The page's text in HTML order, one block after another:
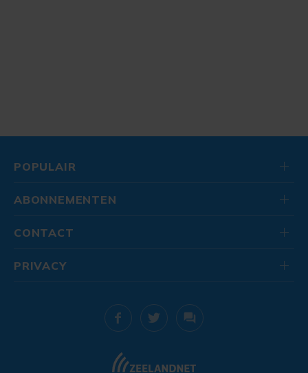
POPULAIR
ABONNEMENTEN
CONTACT
PRIVACY